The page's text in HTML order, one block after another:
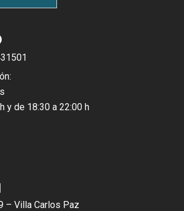
y de 18:30 a 22:00 h
– Villa Carlos Paz